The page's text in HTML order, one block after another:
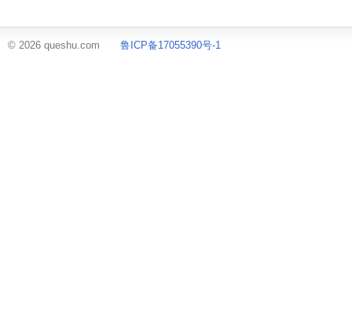
© 2026 queshu.com 鲁ICP备17055390号-1